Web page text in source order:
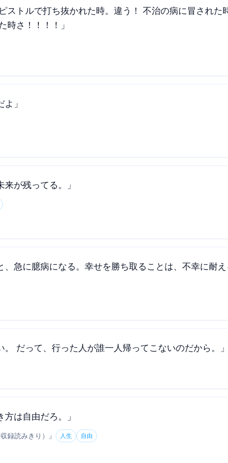
ストルで打ち抜かれた時。違う！ 不治の病に冒された
時さ！！！！」
」
来が残ってる。」
、急に臆病になる。幸せを勝ち取ることは、不幸に耐え
。 だって、行った人が誰一人帰ってこないのだから。」
方は自由だろ。」
録読みきり） 』 人生
自由